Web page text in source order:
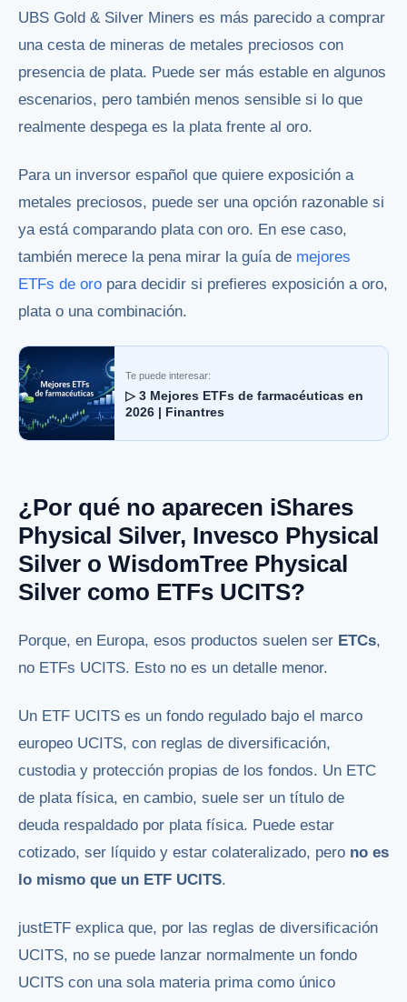
UBS Gold & Silver Miners es más parecido a comprar
una cesta de mineras de metales preciosos con
presencia de plata. Puede ser más estable en algunos
escenarios, pero también menos sensible si lo que
realmente despega es la plata frente al oro.
Para un inversor español que quiere exposición a
metales preciosos, puede ser una opción razonable si
ya está comparando plata con oro. En ese caso,
también merece la pena mirar la guía de mejores
ETFs de oro para decidir si prefieres exposición a oro,
plata o una combinación.
Te puede interesar:
▷ 3 Mejores ETFs de farmacéuticas en
2026 | Finantres
¿Por qué no aparecen iShares
Physical Silver, Invesco Physical
Silver o WisdomTree Physical
Silver como ETFs UCITS?
Porque, en Europa, esos productos suelen ser ETCs,
no ETFs UCITS. Esto no es un detalle menor.
Un ETF UCITS es un fondo regulado bajo el marco
europeo UCITS, con reglas de diversificación,
custodia y protección propias de los fondos. Un ETC
de plata física, en cambio, suele ser un título de
deuda respaldado por plata física. Puede estar
cotizado, ser líquido y estar colateralizado, pero no es
lo mismo que un ETF UCITS.
justETF explica que, por las reglas de diversificación
UCITS, no se puede lanzar normalmente un fondo
UCITS con una sola materia prima como único